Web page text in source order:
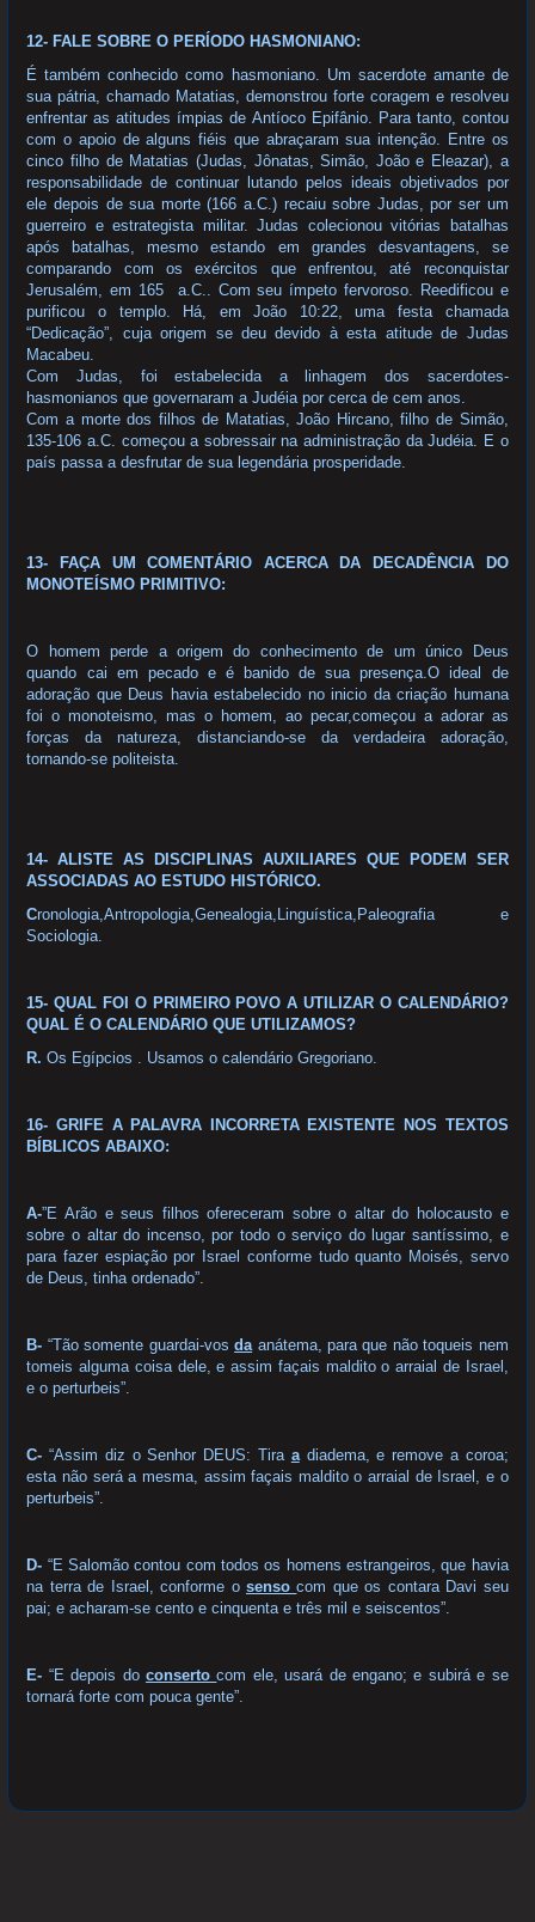
12- FALE SOBRE O PERÍODO HASMONIANO:
É também conhecido como hasmoniano. Um sacerdote amante de
sua pátria, chamado Matatias, demonstrou forte coragem e resolveu
enfrentar as atitudes ímpias de Antíoco Epifânio. Para tanto, contou
com o apoio de alguns fiéis que abraçaram sua intenção. Entre os
cinco filho de Matatias (Judas, Jônatas, Simão, João e Eleazar), a
responsabilidade de continuar lutando pelos ideais objetivados por
ele depois de sua morte (166 a.C.) recaiu sobre Judas, por ser um
guerreiro e estrategista militar. Judas colecionou vitórias batalhas
após batalhas, mesmo estando em grandes desvantagens, se
comparando com os exércitos que enfrentou, até reconquistar
Jerusalém, em 165 a.C.. Com seu ímpeto fervoroso. Reedificou e
purificou o templo. Há, em João 10:22, uma festa chamada
“Dedicação”, cuja origem se deu devido à esta atitude de Judas
Macabeu.
Com Judas, foi estabelecida a linhagem dos sacerdotes-
hasmonianos que governaram a Judéia por cerca de cem anos.
Com a morte dos filhos de Matatias, João Hircano, filho de Simão,
135-106 a.C. começou a sobressair na administração da Judéia. E o
país passa a desfrutar de sua legendária prosperidade.
13- FAÇA UM COMENTÁRIO ACERCA DA DECADÊNCIA DO
MONOTEÍSMO PRIMITIVO:
O homem perde a origem do conhecimento de um único Deus
quando cai em pecado e é banido de sua presença.O ideal de
adoração que Deus havia estabelecido no inicio da criação humana
foi o monoteismo, mas o homem, ao pecar,começou a adorar as
forças da natureza, distanciando-se da verdadeira adoração,
tornando-se politeista.
14- ALISTE AS DISCIPLINAS AUXILIARES QUE PODEM SER
ASSOCIADAS AO ESTUDO HISTÓRICO.
Cronologia,Antropologia,Genealogia,Linguística,Paleografia e
Sociologia.
15- QUAL FOI O PRIMEIRO POVO A UTILIZAR O CALENDÁRIO?
QUAL É O CALENDÁRIO QUE UTILIZAMOS?
R. Os Egípcios . Usamos o calendário Gregoriano.
16- GRIFE A PALAVRA INCORRETA EXISTENTE NOS TEXTOS
BÍBLICOS ABAIXO:
A-”E Arão e seus filhos ofereceram sobre o altar do holocausto e
sobre o altar do incenso, por todo o serviço do lugar santíssimo, e
para fazer espiação por Israel conforme tudo quanto Moisés, servo
de Deus, tinha ordenado”.
B- “Tão somente guardai-vosdaanátema, para que não toqueis nem
tomeis alguma coisa dele, e assim façais maldito o arraial de Israel,
e o perturbeis”.
C- “Assim diz o Senhor DEUS: Tira adiadema, e remove a coroa;
esta não será a mesma, assim façais maldito o arraial de Israel, e o
perturbeis”.
D- “E Salomão contou com todos os homens estrangeiros, que havia
na terra de Israel, conforme o sensocom que os contara Davi seu
pai; e acharam-se cento e cinquenta e três mil e seiscentos”.
E- “E depois doconsertocom ele, usará de engano; e subirá e se
tornará forte com pouca gente”.